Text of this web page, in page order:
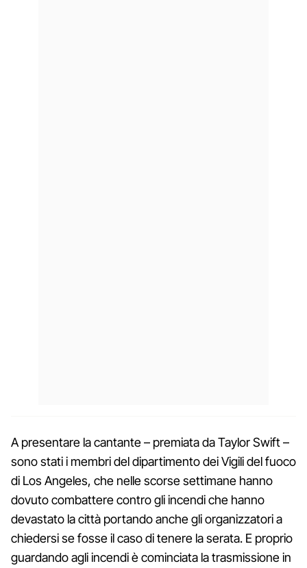
A presentare la cantante – premiata da Taylor Swift –
sono stati i membri del dipartimento dei Vigili del fuoco
di Los Angeles, che nelle scorse settimane hanno
dovuto combattere contro gli incendi che hanno
devastato la città portando anche gli organizzatori a
chiedersi se fosse il caso di tenere la serata. E proprio
guardando agli incendi è cominciata la trasmissione in